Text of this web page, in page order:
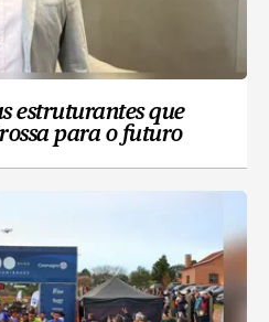
estruturantes que
para o futuro